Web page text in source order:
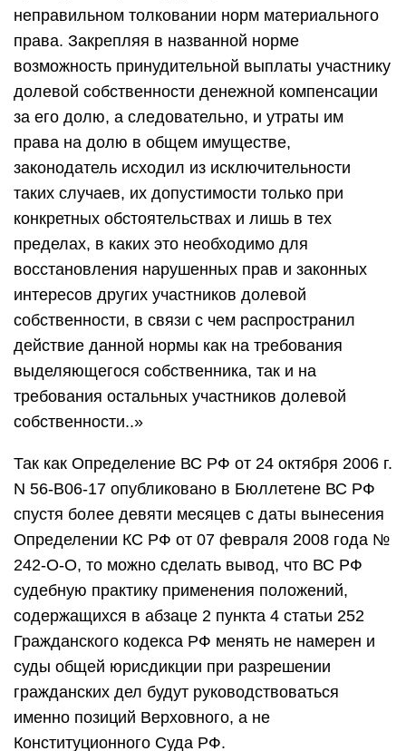
неправильном толковании норм материального
права. Закрепляя в названной норме
возможность принудительной выплаты участнику
долевой собственности денежной компенсации
за его долю, а следовательно, и утраты им
права на долю в общем имуществе,
законодатель исходил из исключительности
таких случаев, их допустимости только при
конкретных обстоятельствах и лишь в тех
пределах, в каких это необходимо для
восстановления нарушенных прав и законных
интересов других участников долевой
собственности, в связи с чем распространил
действие данной нормы как на требования
выделяющегося собственника, так и на
требования остальных участников долевой
собственности..»
Так как Определение ВС РФ от 24 октября 2006 г.
N 56-В06-17 опубликовано в Бюллетене ВС РФ
спустя более девяти месяцев с даты вынесения
Определении КС РФ от 07 февраля 2008 года №
242-О-О, то можно сделать вывод, что ВС РФ
судебную практику применения положений,
содержащихся в абзаце 2 пункта 4 статьи 252
Гражданского кодекса РФ менять не намерен и
суды общей юрисдикции при разрешении
гражданских дел будут руководствоваться
именно позиций Верховного, а не
Конституционного Суда РФ.